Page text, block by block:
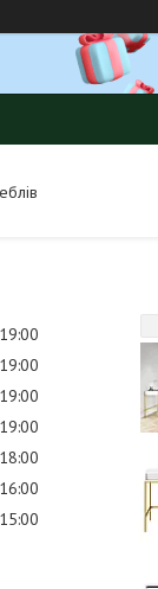
19:00
19:00
19:00
19:00
18:00
16:00
15:00